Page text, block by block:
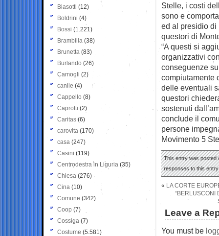
Stelle, i costi
sono e
ed al presidio di
questori di
“A questi si
organizzativi
conseguenze
compiutamente
delle eventuali
questori
sostenuti
conclude il
persone
Movimento 5
This entry was posted
responses to this
« LA CORTE
“BERLUSCONI
Leave a
You must be
Biasotti (12)
Boldrini (4)
Bossi (1.221)
Brambilla (38)
Brunetta (83)
Burlando (26)
Camogli (2)
canile (4)
Cappello (8)
Caprotti (2)
Caritas (6)
carovita (170)
casa (247)
Casini (119)
Centrodestra in Liguria (35)
Chiesa (276)
Cina (10)
Comune (342)
Coop (7)
Cossiga (7)
Costume (5.581)